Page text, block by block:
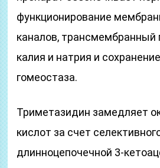
функционирование
каналов, трансмембранный
калия и натрия и
гомеостаза.
Триметазидин замедляет
кислот за счет
длинноцепочечной 3-